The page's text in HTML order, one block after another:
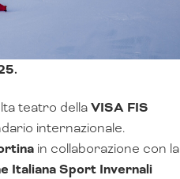
teatro dellaVISA FIS
internazionale.
in collaborazione con la
Italiana Sport Invernali